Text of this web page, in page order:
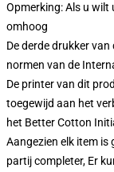
Opmerking: Als u wilt
omhoog
De derde drukker
normen van de
De printer van dit
toegewijd aan het
het Better Cotton
Aangezien elk item is
partij completer, Er